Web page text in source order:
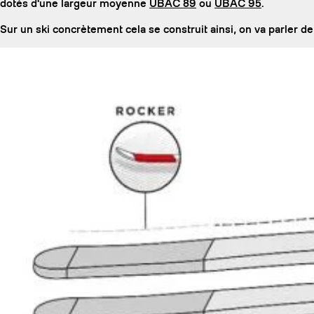
dotés d'une largeur moyenne UBAC 89 ou UBAC 95.
Sur un ski concrètement cela se construit ainsi, on va parler